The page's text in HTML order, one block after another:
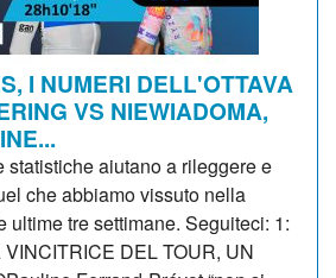
I NUMERI DELL'OTTAVA
VS NIEWIADOMA,
statistiche aiutano a rileggere e
che abbiamo vissuto nella
ultime tre settimane. Seguiteci: 1:
DEL TOUR, UN